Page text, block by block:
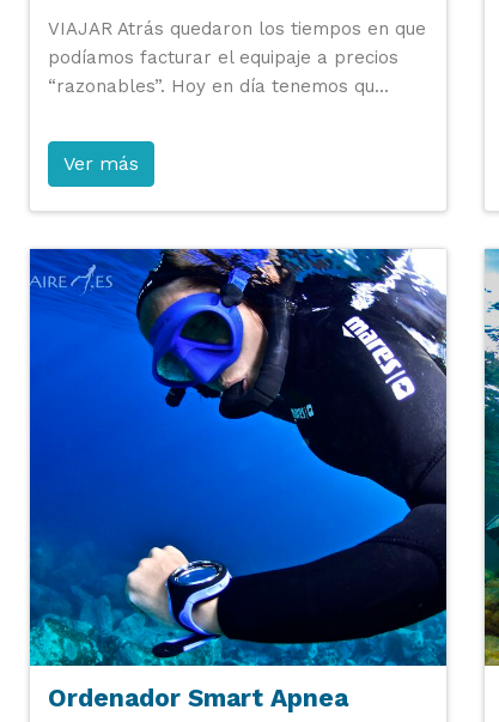
VIAJAR Atrás quedaron los tiempos en que
podíamos facturar el equipaje a precios
“razonables”. Hoy en día tenemos qu...
Ver más
Ordenador Smart Apnea